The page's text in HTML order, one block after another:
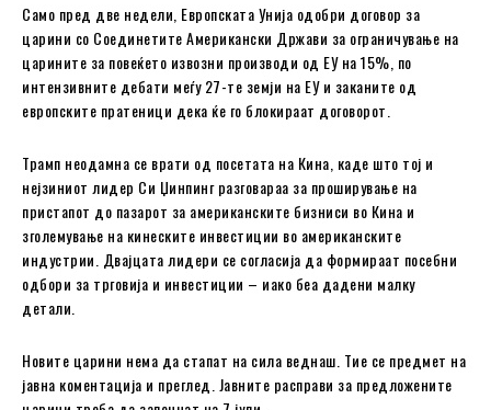
Само пред две недели, Европската Унија одобри договор за
царини со Соединетите Американски Држави за ограничување на
царините за повеќето извозни производи од ЕУ на 15%, по
интензивните дебати меѓу 27-те земји на ЕУ и заканите од
европските пратеници дека ќе го блокираат договорот.
Трамп неодамна се врати од посетата на Кина, каде што тој и
нејзиниот лидер Си Џинпинг разговараа за проширување на
пристапот до пазарот за американските бизниси во Кина и
зголемување на кинеските инвестиции во американските
индустрии. Двајцата лидери се согласија да формираат посебни
одбори за трговија и инвестиции – иако беа дадени малку
детали.
Новите царини нема да стапат на сила веднаш. Тие се предмет на
јавна коментација и преглед. Јавните расправи за предложените